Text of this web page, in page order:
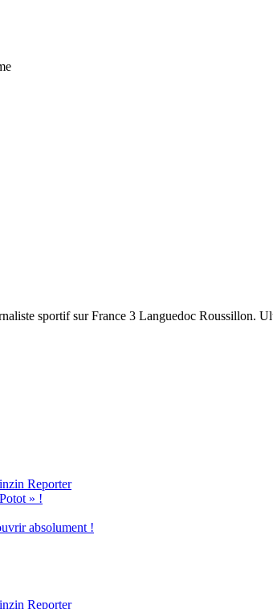
sportif sur France 3 Languedoc Roussillon.
Reporter
» !
absolument !
Reporter